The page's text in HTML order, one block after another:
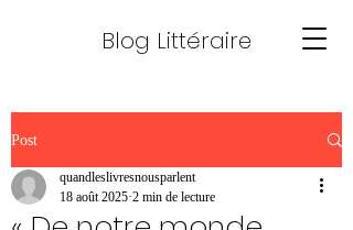
Blog Littéraire
Post
quandleslivresnousparlent
18 août 2025 2 min de lecture